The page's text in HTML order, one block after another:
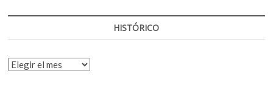
HISTÓRICO
HISTÓRICO